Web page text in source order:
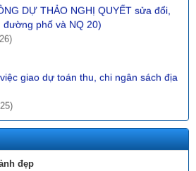
đường phố và NQ 20)
giao dự toán thu, chi ngân sách địa
dẫn thi hành Nghị quyết số
tháng 5 năm 2025 của Quốc hội về
đẹp